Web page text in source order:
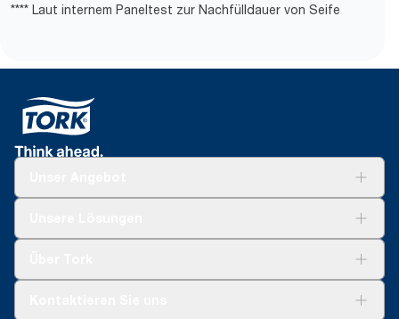
**** Laut internem Paneltest zur Nachfülldauer von Seife